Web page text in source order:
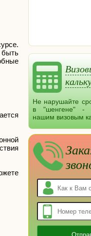
Не нарушайте
в "шенгене" -
нашим визовым